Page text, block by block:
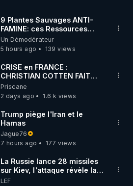
9 Plantes Sauvages ANTI-
FAMINE: ces Ressources
JARDIN&des Haies
Un Démodérateur
5 hours ago
139 views
CRISE en FRANCE :
CHRISTIAN COTTEN FAIT
une étrange découverte
Priscane
2 days ago
1.6 k views
Trump piège l'Iran et le
Hamas
Jague76
7 hours ago
177 views
La Russie lance 28 missiles
sur Kiev, l'attaque révèle la
faiblesse de Kiev
LEF